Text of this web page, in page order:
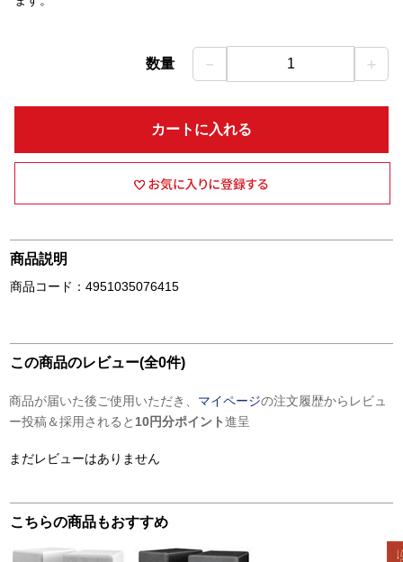
数量 － 1 ＋
カートに入れる
商品説明
商品コード：4951035076415
この商品のレビュー(全0件)
商品が届いた後ご使用いただき、 マイページの注文履歴からレビュ
ー投稿＆採用されると 10円分ポイント進呈
まだレビューはありません
こちらの商品もおすすめ